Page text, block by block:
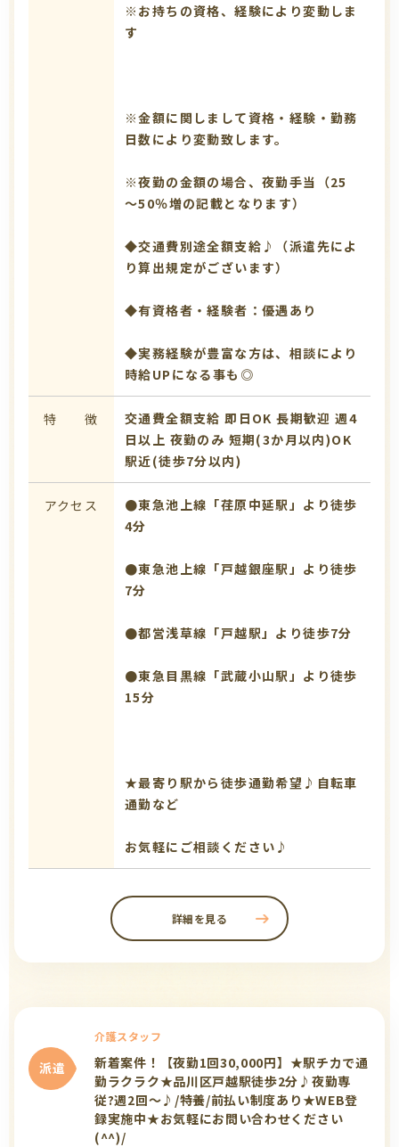
※お持ちの資格、経験により変動しま
す
※金額に関しまして資格・経験・勤務
日数により変動致します。
※夜勤の金額の場合、夜勤手当（25
～50％増の記載となります）
◆交通費別途全額支給♪（派遣先によ
り算出規定がございます）
◆有資格者・経験者：優遇あり
◆実務経験が豊富な方は、相談により
時給UPになる事も◎
特 徴 交通費全額支給 即日OK 長期歓迎 週4
日以上 夜勤のみ 短期(3か月以内)OK
駅近(徒歩7分以内)
アクセス
●東急池上線「荏原中延駅」より徒歩
4分
●東急池上線「戸越銀座駅」より徒歩
7分
●都営浅草線「戸越駅」より徒歩7分
●東急目黒線「武蔵小山駅」より徒歩
15分
★最寄り駅から徒歩通勤希望♪自転車
通勤など
お気軽にご相談ください♪
詳細を見る
派遣
介護スタッフ
新着案件！【夜勤1回30,000円】★駅チカで通
勤ラクラク★品川区戸越駅徒歩2分♪夜勤専
従?週2回～♪/特養/前払い制度あり★WEB登
録実施中★お気軽にお問い合わせください
(^^)/